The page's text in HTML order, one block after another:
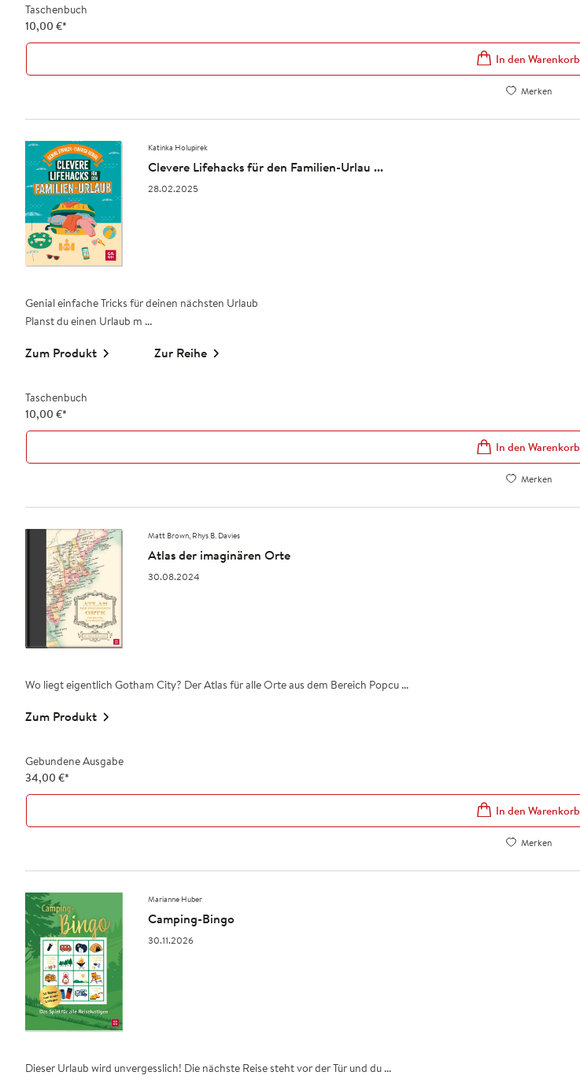
Taschenbuch
10,00 €*
In den Warenkorb
Merken
Katinka Holupirek
Clevere Lifehacks für den Familien-Urlau ...
28.02.2025
Genial einfache Tricks für deinen nächsten Urlaub
Planst du einen Urlaub m ...
Zum Produkt Zur Reihe
Taschenbuch
10,00 €*
In den Warenkorb
Merken
Matt Brown Rhys B. Davies
Atlas der imaginären Orte
30.08.2024
Wo liegt eigentlich Gotham City? Der Atlas für alle Orte aus dem Bereich Popcu ...
Zum Produkt
Gebundene Ausgabe
34,00 €*
In den Warenkorb
Merken
Marianne Huber
Camping-Bingo
30.11.2026
Dieser Urlaub wird unvergesslich! Die nächste Reise steht vor der Tür und du ...